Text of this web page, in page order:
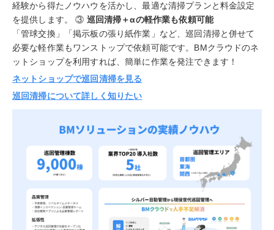
経験から得たノウハウを活かし、最適な清掃プランと料金設定
を提供します。 ③ 巡回清掃＋αの軽作業も依頼可能
「管球交換」「掲示板の張り紙作業」など、巡回清掃と併せて
必要な軽作業もワンストップで依頼可能です。BMクラウドのネ
ットショップを利用すれば、簡単に作業を発注できます！
ネットショップで巡回清掃を見る
巡回清掃について詳しく知りたい